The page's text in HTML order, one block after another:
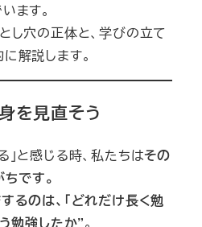
ます。
し穴の正体と、学びの立て
解説します。
を見直そう
」と感じる時、私たちはその
です。
るのは、「どれだけ長く勉
勉強したか”。